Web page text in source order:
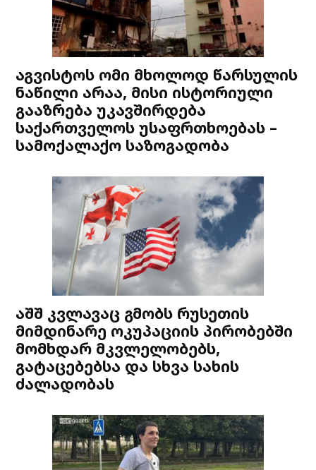
აგვისტოს ომი მხოლოდ წარსულის
ნაწილი არაა, მისი ისტორიული
გააზრება უკავშირდება
საქართველოს უსაფრთხოებას –
სამოქალაქო საზოგადობა
აშშ კვლავაც გმობს რუსეთის
მიმდინარე ოკუპაციის პირობებში
მომხდარ მკვლელობებს,
გატაცებებსა და სხვა სახის
ძალადობას